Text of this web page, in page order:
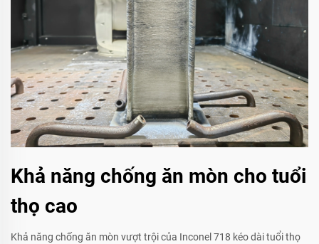
Khả năng chống ăn mòn cho tuổi
thọ cao
Khả năng chống ăn mòn vượt trội của Inconel 718 kéo dài tuổi thọ